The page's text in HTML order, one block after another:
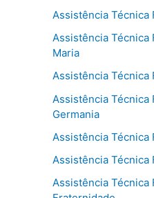
Assistência Técnica
Assistência Técnica
Maria
Assistência Técnica
Assistência Técnica
Germania
Assistência Técnica
Assistência Técnica
Assistência Técnica